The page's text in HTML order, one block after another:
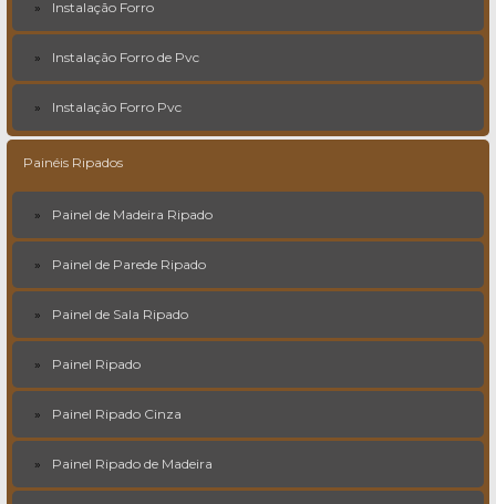
Instalação Forro
Instalação Forro de Pvc
Instalação Forro Pvc
Painéis Ripados
Painel de Madeira Ripado
Painel de Parede Ripado
Painel de Sala Ripado
Painel Ripado
Painel Ripado Cinza
Painel Ripado de Madeira